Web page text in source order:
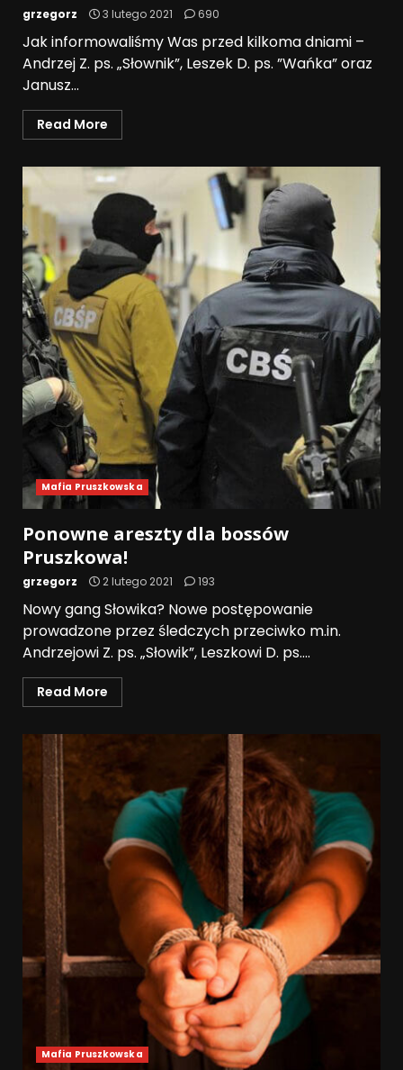
grzegorz 3 lutego 2021 690
Jak informowaliśmy Was przed kilkoma dniami –
Andrzej Z. ps. „Słownik”, Leszek D. ps. ”Wańka” oraz
Janusz...
Read More
Mafia Pruszkowska
Ponowne areszty dla bossów
Pruszkowa!
grzegorz 2 lutego 2021 193
Nowy gang Słowika? Nowe postępowanie
prowadzone przez śledczych przeciwko m.in.
Andrzejowi Z. ps. „Słowik”, Leszkowi D. ps....
Read More
Mafia Pruszkowska